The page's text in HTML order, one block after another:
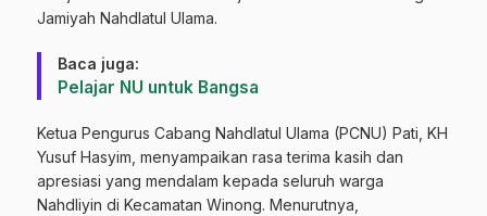
Jamiyah Nahdlatul Ulama.
Baca juga:
Pelajar NU untuk Bangsa
​Ketua Pengurus Cabang Nahdlatul Ulama (PCNU) Pati, KH
Yusuf Hasyim, menyampaikan rasa terima kasih dan
apresiasi yang mendalam kepada seluruh warga
Nahdliyin di Kecamatan Winong. Menurutnya,